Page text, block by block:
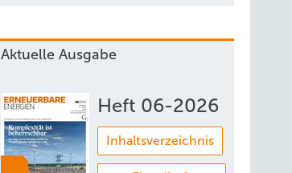
Aktuelle Ausgabe
Heft 06-2026
Inhaltsverzeichnis